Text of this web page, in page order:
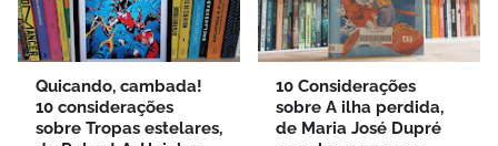
Quicando, cambada!
10 considerações
sobre Tropas estelares,
10 Considerações
sobre A ilha perdida,
de Maria José Dupré